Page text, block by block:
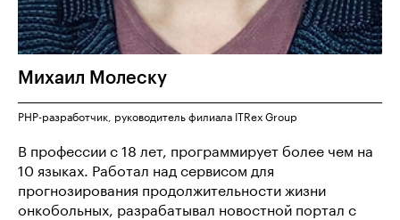
Михаил Молеску
PHP-разработчик, руководитель филиала ITRex Group
В профессии с 18 лет, программирует более чем на
10 языках. Работал над сервисом для
прогнозирования продолжительности жизни
онкобольных, разрабатывал новостной портал с